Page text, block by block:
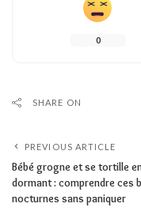
0
SHARE ON
PREVIOUS ARTICLE
Bébé grogne et se tortille
dormant : comprendre ces
nocturnes sans paniquer